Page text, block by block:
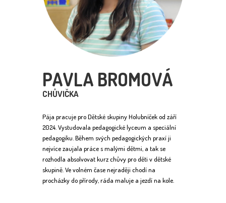
PAVLA BROMOVÁ
CHŮVIČKA
Pája pracuje pro Dětské skupiny Holubníček od září
2024. Vystudovala pedagogické lyceum a speciální
pedagogiku. Během svých pedagogických praxí ji
nejvíce zaujala práce s malými dětmi, a tak se
rozhodla absolvovat kurz chůvy pro děti v dětské
skupině. Ve volném čase nejraději chodí na
procházky do přírody, ráda maluje a jezdí na kole.